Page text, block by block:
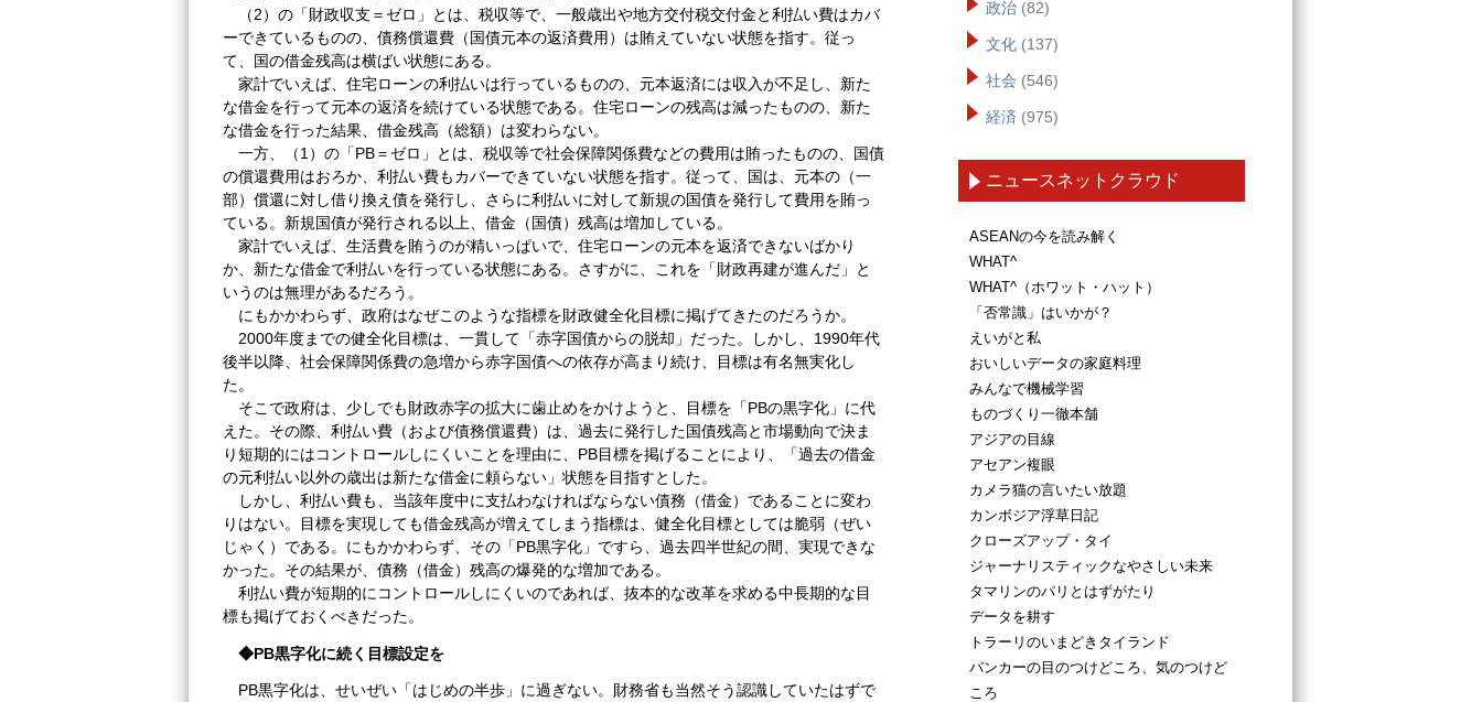
（2）の「財政収支＝ゼロ」とは、税収等で、一般歳出や地方交付税交付金と利払い費はカバ
ーできているものの、債務償還費（国債元本の返済費用）は賄えていない状態を指す。従っ
て、国の借金残高は横ばい状態にある。
家計でいえば、住宅ローンの利払いは行っているものの、元本返済には収入が不足し、新た
な借金を行って元本の返済を続けている状態である。住宅ローンの残高は減ったものの、新た
な借金を行った結果、借金残高（総額）は変わらない。
一方、（1）の「PB＝ゼロ」とは、税収等で社会保障関係費などの費用は賄ったものの、国債
の償還費用はおろか、利払い費もカバーできていない状態を指す。従って、国は、元本の（一
部）償還に対し借り換え債を発行し、さらに利払いに対して新規の国債を発行して費用を賄っ
ている。新規国債が発行される以上、借金（国債）残高は増加している。
家計でいえば、生活費を賄うのが精いっぱいで、住宅ローンの元本を返済できないばかり
か、新たな借金で利払いを行っている状態にある。さすがに、これを「財政再建が進んだ」と
いうのは無理があるだろう。
にもかかわらず、政府はなぜこのような指標を財政健全化目標に掲げてきたのだろうか。
2000年度までの健全化目標は、一貫して「赤字国債からの脱却」だった。しかし、1990年代
後半以降、社会保障関係費の急増から赤字国債への依存が高まり続け、目標は有名無実化し
た。
そこで政府は、少しでも財政赤字の拡大に歯止めをかけようと、目標を「PBの黒字化」に代
えた。その際、利払い費（および債務償還費）は、過去に発行した国債残高と市場動向で決ま
り短期的にはコントロールしにくいことを理由に、PB目標を掲げることにより、「過去の借金
の元利払い以外の歳出は新たな借金に頼らない」状態を目指すとした。
しかし、利払い費も、当該年度中に支払わなければならない債務（借金）であることに変わ
りはない。目標を実現しても借金残高が増えてしまう指標は、健全化目標としては脆弱（ぜい
じゃく）である。にもかかわらず、その「PB黒字化」ですら、過去四半世紀の間、実現できな
かった。その結果が、債務（借金）残高の爆発的な増加である。
利払い費が短期的にコントロールしにくいのであれば、抜本的な改革を求める中長期的な目
標も掲げておくべきだった。
◆PB黒字化に続く目標設定を
PB黒字化は、せいぜい「はじめの半歩」に過ぎない。財務省も当然そう認識していたはずで
政治 (82)
文化 (137)
社会 (546)
経済 (975)
ニュースネットクラウド
ASEANの今を読み解く
WHAT^
WHAT^（ホワット・ハット）
「否常識」はいかが？
えいがと私
おいしいデータの家庭料理
みんなで機械学習
ものづくり一徹本舗
アジアの目線
アセアン複眼
カメラ猫の言いたい放題
カンボジア浮草日記
クローズアップ・タイ
ジャーナリスティックなやさしい未来
タマリンのパリとはずがたり
データを耕す
トラーリのいまどきタイランド
バンカーの目のつけどころ、気のつけど
ころ